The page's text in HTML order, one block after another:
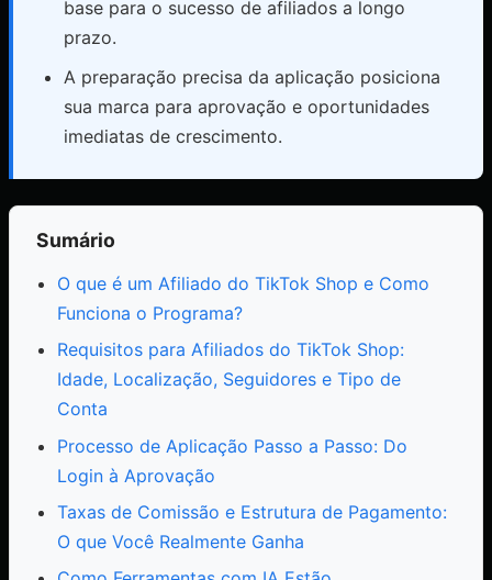
base para o sucesso de afiliados a longo
prazo.
A preparação precisa da aplicação posiciona
sua marca para aprovação e oportunidades
imediatas de crescimento.
Sumário
O que é um Afiliado do TikTok Shop e Como
Funciona o Programa?
Requisitos para Afiliados do TikTok Shop:
Idade, Localização, Seguidores e Tipo de
Conta
Processo de Aplicação Passo a Passo: Do
Login à Aprovação
Taxas de Comissão e Estrutura de Pagamento:
O que Você Realmente Ganha